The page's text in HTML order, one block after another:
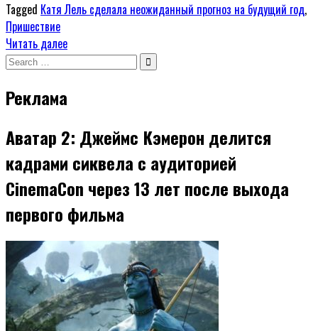
Tagged Катя Лель сделала неожиданный прогноз на будущий год,
Пришествие
Читать далее
Search
Реклама
Аватар 2: Джеймс Кэмерон делится
кадрами сиквела с аудиторией
CinemaCon через 13 лет после выхода
первого фильма